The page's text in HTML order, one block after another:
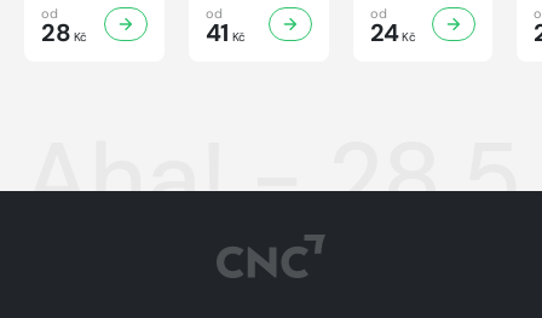
od
28 Kč
od
41 Kč
od
24Kč
Aha! -